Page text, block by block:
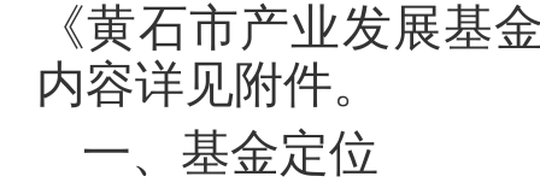
《黄石市产业发展基
内容详见附件。
一、基金定位